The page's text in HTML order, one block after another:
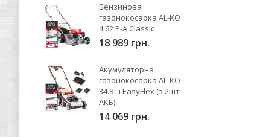
Бензинова
газонокосарка AL-KO
4.62 P-A Classic
18 989 грн.
Акумуляторна
газонокосарка AL-KO
34.8 Li EasyFlex (з 2шт
АКБ)
14 069 грн.